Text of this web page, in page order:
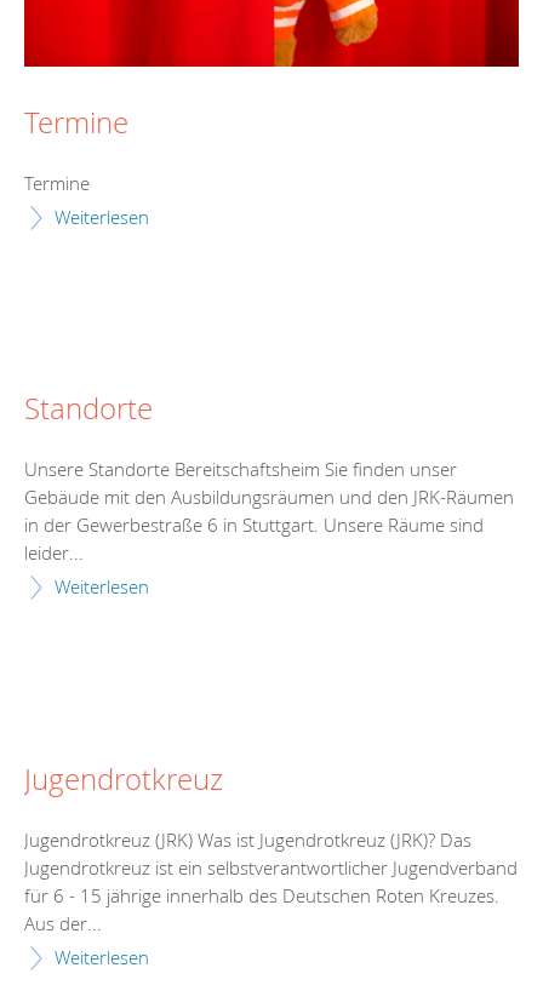
Termine
Termine
Weiterlesen
Standorte
Unsere Standorte Bereitschaftsheim Sie finden unser
Gebäude mit den Ausbildungsräumen und den JRK-Räumen
in der Gewerbestraße 6 in Stuttgart. Unsere Räume sind
leider...
Weiterlesen
Jugendrotkreuz
Jugendrotkreuz (JRK) Was ist Jugendrotkreuz (JRK)? Das
Jugendrotkreuz ist ein selbstverantwortlicher Jugendverband
für 6 - 15 jährige innerhalb des Deutschen Roten Kreuzes.
Aus der...
Weiterlesen